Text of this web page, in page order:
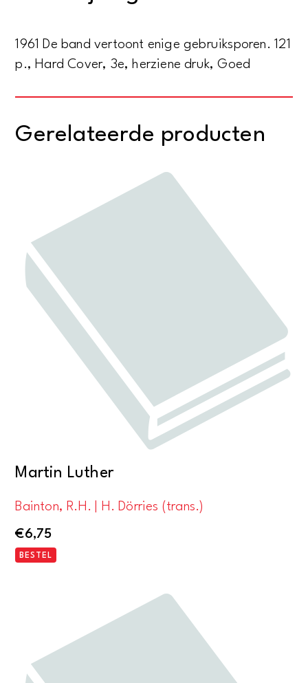
1961 De band vertoont enige gebruiksporen. 121
p., Hard Cover, 3e, herziene druk, Goed
Gerelateerde producten
Martin Luther
Bainton, R.H. | H. Dörries (trans.)
€6,75
BESTEL